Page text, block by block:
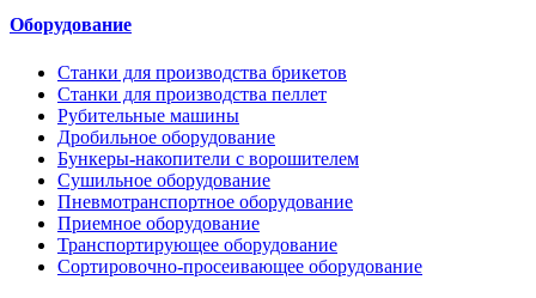
Оборудование
Станки для производства брикетов
Станки для производства пеллет
Рубительные машины
Дробильное оборудование
Бункеры-накопители с ворошителем
Сушильное оборудование
Пневмотранспортное оборудование
Приемное оборудование
Транспортирующее оборудование
Сортировочно-просеивающее оборудование